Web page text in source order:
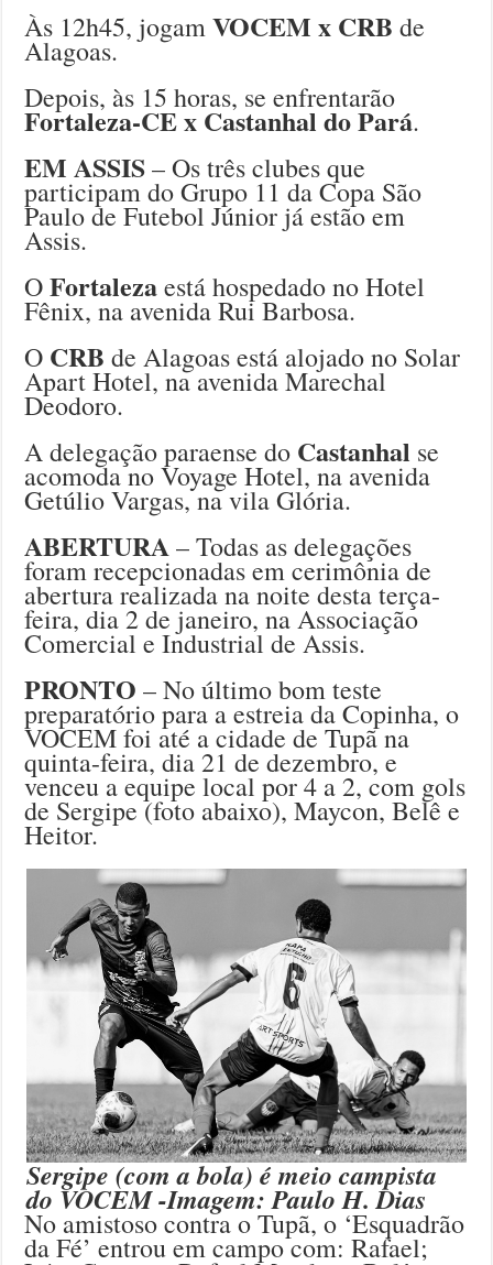
Às 12h45, jogamVOCEM x CRB de
Alagoas.
Depois, às 15 horas, se enfrentarão
Fortaleza-CE x Castanhal do Pará.
EM ASSIS– Os três clubes que
participam do Grupo 11 da Copa São
Paulo de Futebol Júnior já estão em
Assis.
OFortalezaestá hospedado no Hotel
Fênix, na avenida Rui Barbosa.
O CRB de Alagoas está alojado no Solar
Apart Hotel, na avenida Marechal
Deodoro.
A delegação paraense do Castanhal se
acomoda no Voyage Hotel, na avenida
Getúlio Vargas, na vila Glória.
ABERTURA– Todas as delegações
foram recepcionadas em cerimônia de
abertura realizada na noite desta terça-
feira, dia 2 de janeiro, na Associação
Comercial e Industrial de Assis.
PRONTO – No último bom teste
preparatório para a estreia da Copinha, o
VOCEM foi até a cidade de Tupã na
quinta-feira, dia 21 de dezembro, e
venceu a equipe local por 4 a 2, com gols
de Sergipe (foto abaixo), Maycon, Belê e
Heitor.
Sergipe (com a bola) é meio campista
do VOCEM -Imagem: Paulo H. Dias
No amistoso contra o Tupã, o ‘Esquadrão
da Fé’ entrou em campo com: Rafael;